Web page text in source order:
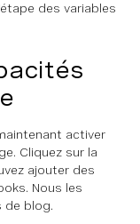
des variables
activer
Cliquez sur la
ajouter des
Nous les
de blog.